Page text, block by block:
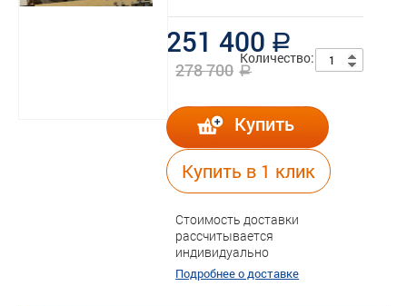
251 400 a
278 700 a
Количество:
Купить
Купить в 1 клик
Стоимость доставки
рассчитывается
индивидуально
Подробнее о доставке